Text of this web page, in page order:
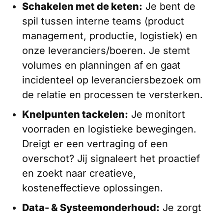
Schakelen met de keten: Je bent de
spil tussen interne teams (product
management, productie, logistiek) en
onze leveranciers/boeren. Je stemt
volumes en planningen af en gaat
incidenteel op leveranciersbezoek om
de relatie en processen te versterken.
Knelpunten tackelen: Je monitort
voorraden en logistieke bewegingen.
Dreigt er een vertraging of een
overschot? Jij signaleert het proactief
en zoekt naar creatieve,
kosteneffectieve oplossingen.
Data- & Systeemonderhoud: Je zorgt